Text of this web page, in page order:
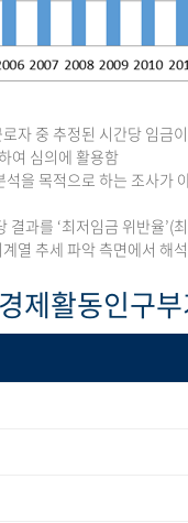
자 중 추정된 시간당 임금
여 심의에 활용함
석을 목적으로 하는 조사
결과를 ‘최저임금 위반율’(
열 추세 파악 측면에서 해
제활동인구